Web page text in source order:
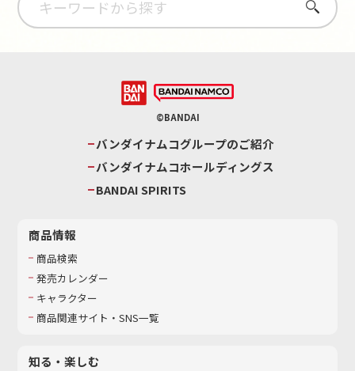
さがす
©BANDAI
バンダイナムコグループのご紹介
バンダイナムコホールディングス
BANDAI SPIRITS
商品情報
商品検索
発売カレンダー
キャラクター
商品関連サイト・SNS一覧
知る・楽しむ